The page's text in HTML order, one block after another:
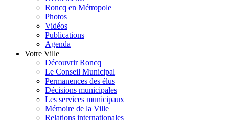
Roncq en Métropole
Photos
Vidéos
Publications
Agenda
Votre Ville
Découvrir Roncq
Le Conseil Municipal
Permanences des élus
Décisions municipales
Les services municipaux
Mémoire de la Ville
Relations internationales